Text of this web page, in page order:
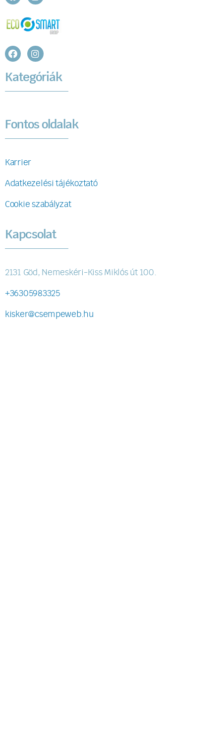
Kategóriák
Fontos oldalak
Karrier
Adatkezelési tájékoztató
Cookie szabályzat
Kapcsolat
2131 Göd, Nemeskéri-Kiss Miklós út 100.
+36305983325
kisker@csempeweb.hu